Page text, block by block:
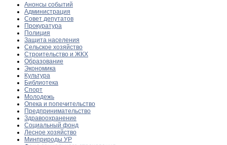
Анонсы событий
Администрация
Совет депутатов
Прокуратура
Полиция
Защита населения
Сельское хозяйство
Строительство и ЖКХ
Образование
Экономика
Культура
Библиотека
Спорт
Молодежь
Опека и попечительство
Предпринимательство
Здравоохранение
Социальный фонд
Лесное хозяйство
Минприроды УР